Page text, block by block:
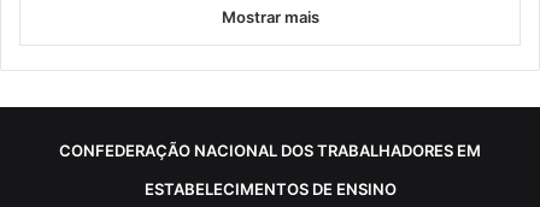
Mostrar mais
CONFEDERAÇÃO NACIONAL DOS TRABALHADORES EM
ESTABELECIMENTOS DE ENSINO